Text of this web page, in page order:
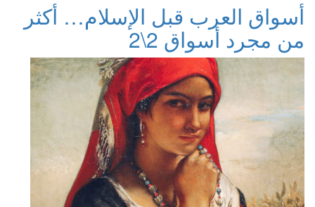
أسواق العرب قبل الإسلام… أكثر
من مجرد أسواق 2\2